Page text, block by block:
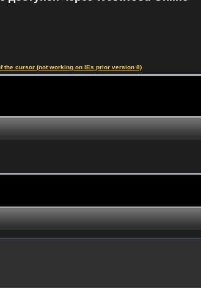
the cursor (not working on IEs prior version 8)